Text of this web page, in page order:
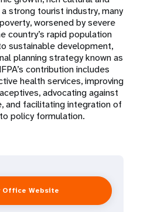
strong tourist industry, many
worsened by severe
country’s rapid population
sustainable development,
planning strategy known as
contribution includes
health services, improving
advocating against
and facilitating integration of
policy formulation.
Office Website